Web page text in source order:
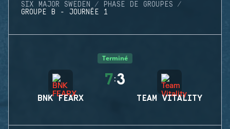
SIX MAJOR SWEDEN
PHASE DE GROUPES
GROUPE B - JOURNÉE 1
Terminé
BNK FEARX
7:3
TEAM VITALITY